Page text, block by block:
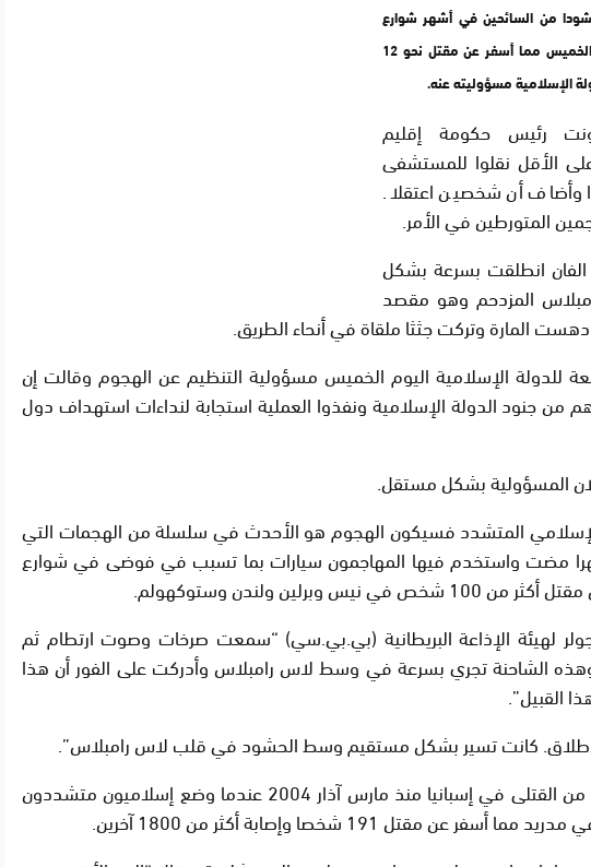
من السائحين في أشهر شوارع
مدينة برشلونة الإسبانية اليوم الخميس مما أسفر عن مقتل نحو 12
الإسلامية مسؤوليته عنه.
رئيس حكومة إقليم
80 شخصا على الأقل نقلوا للمستشفى
قتلوا وأضاف أن شخصين اعتقلا.
المتورطين في الأمر.
الفان انطلقت بسرعة بشكل
المزدحم وهو مقصد
المارة وتركت جثثا ملقاة في أنحاء الطريق.
للدولة الإسلامية اليوم الخميس مسؤولية التنظيم عن الهجوم وقالت إن
جنود الدولة الإسلامية ونفذوا العملية استجابة لنداءات استهداف دول
المسؤولية بشكل مستقل.
الإسلامي المتشدد فسيكون الهجوم هو الأحدث في سلسلة من الهجمات التي
على مدى 13 شهرا مضت واستخدم فيها المهاجمون سيارات بما تسبب في فوضى في شوارع
وبرلين ولندن وستوكهولم.
لهيئة الإذاعة البريطانية (بي.بي.سي) “سمعت صرخات وصوت ارتطام ثم
الشاحنة تجري بسرعة في وسط لاس رامبلاس وأدركت على الفور أن هذا
القبيل”.
كانت تسير بشكل مستقيم وسط الحشود في قلب لاس رامبلاس”.
وأسقط الهجوم أكبر عدد من القتلى في إسبانيا منذ مارس آذار 2004 عندما وضع إسلاميون متشددون
مقتل 191 شخصا وإصابة أكثر من 1800 آخرين.